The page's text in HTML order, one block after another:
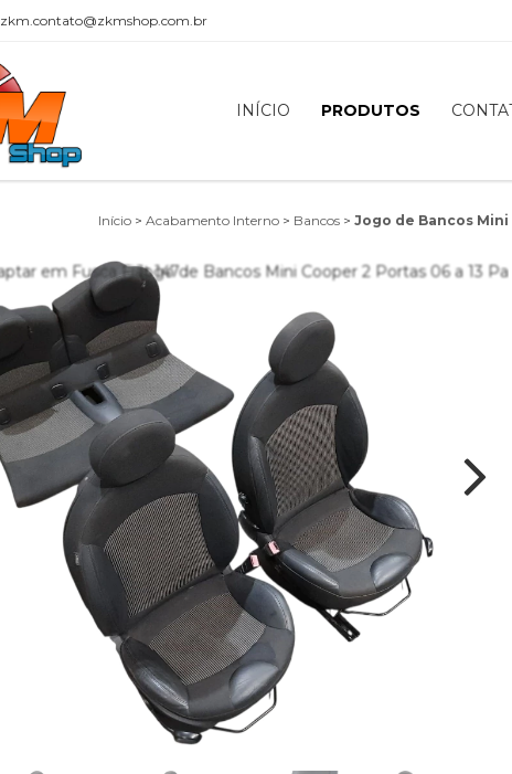
zkm.contato@zkmshop.com.br
INÍCIO PRODUTOS
Início > Acabamento Interno > Bancos > Jogo de Bancos Mini